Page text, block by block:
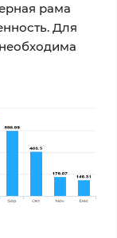
рама
Для